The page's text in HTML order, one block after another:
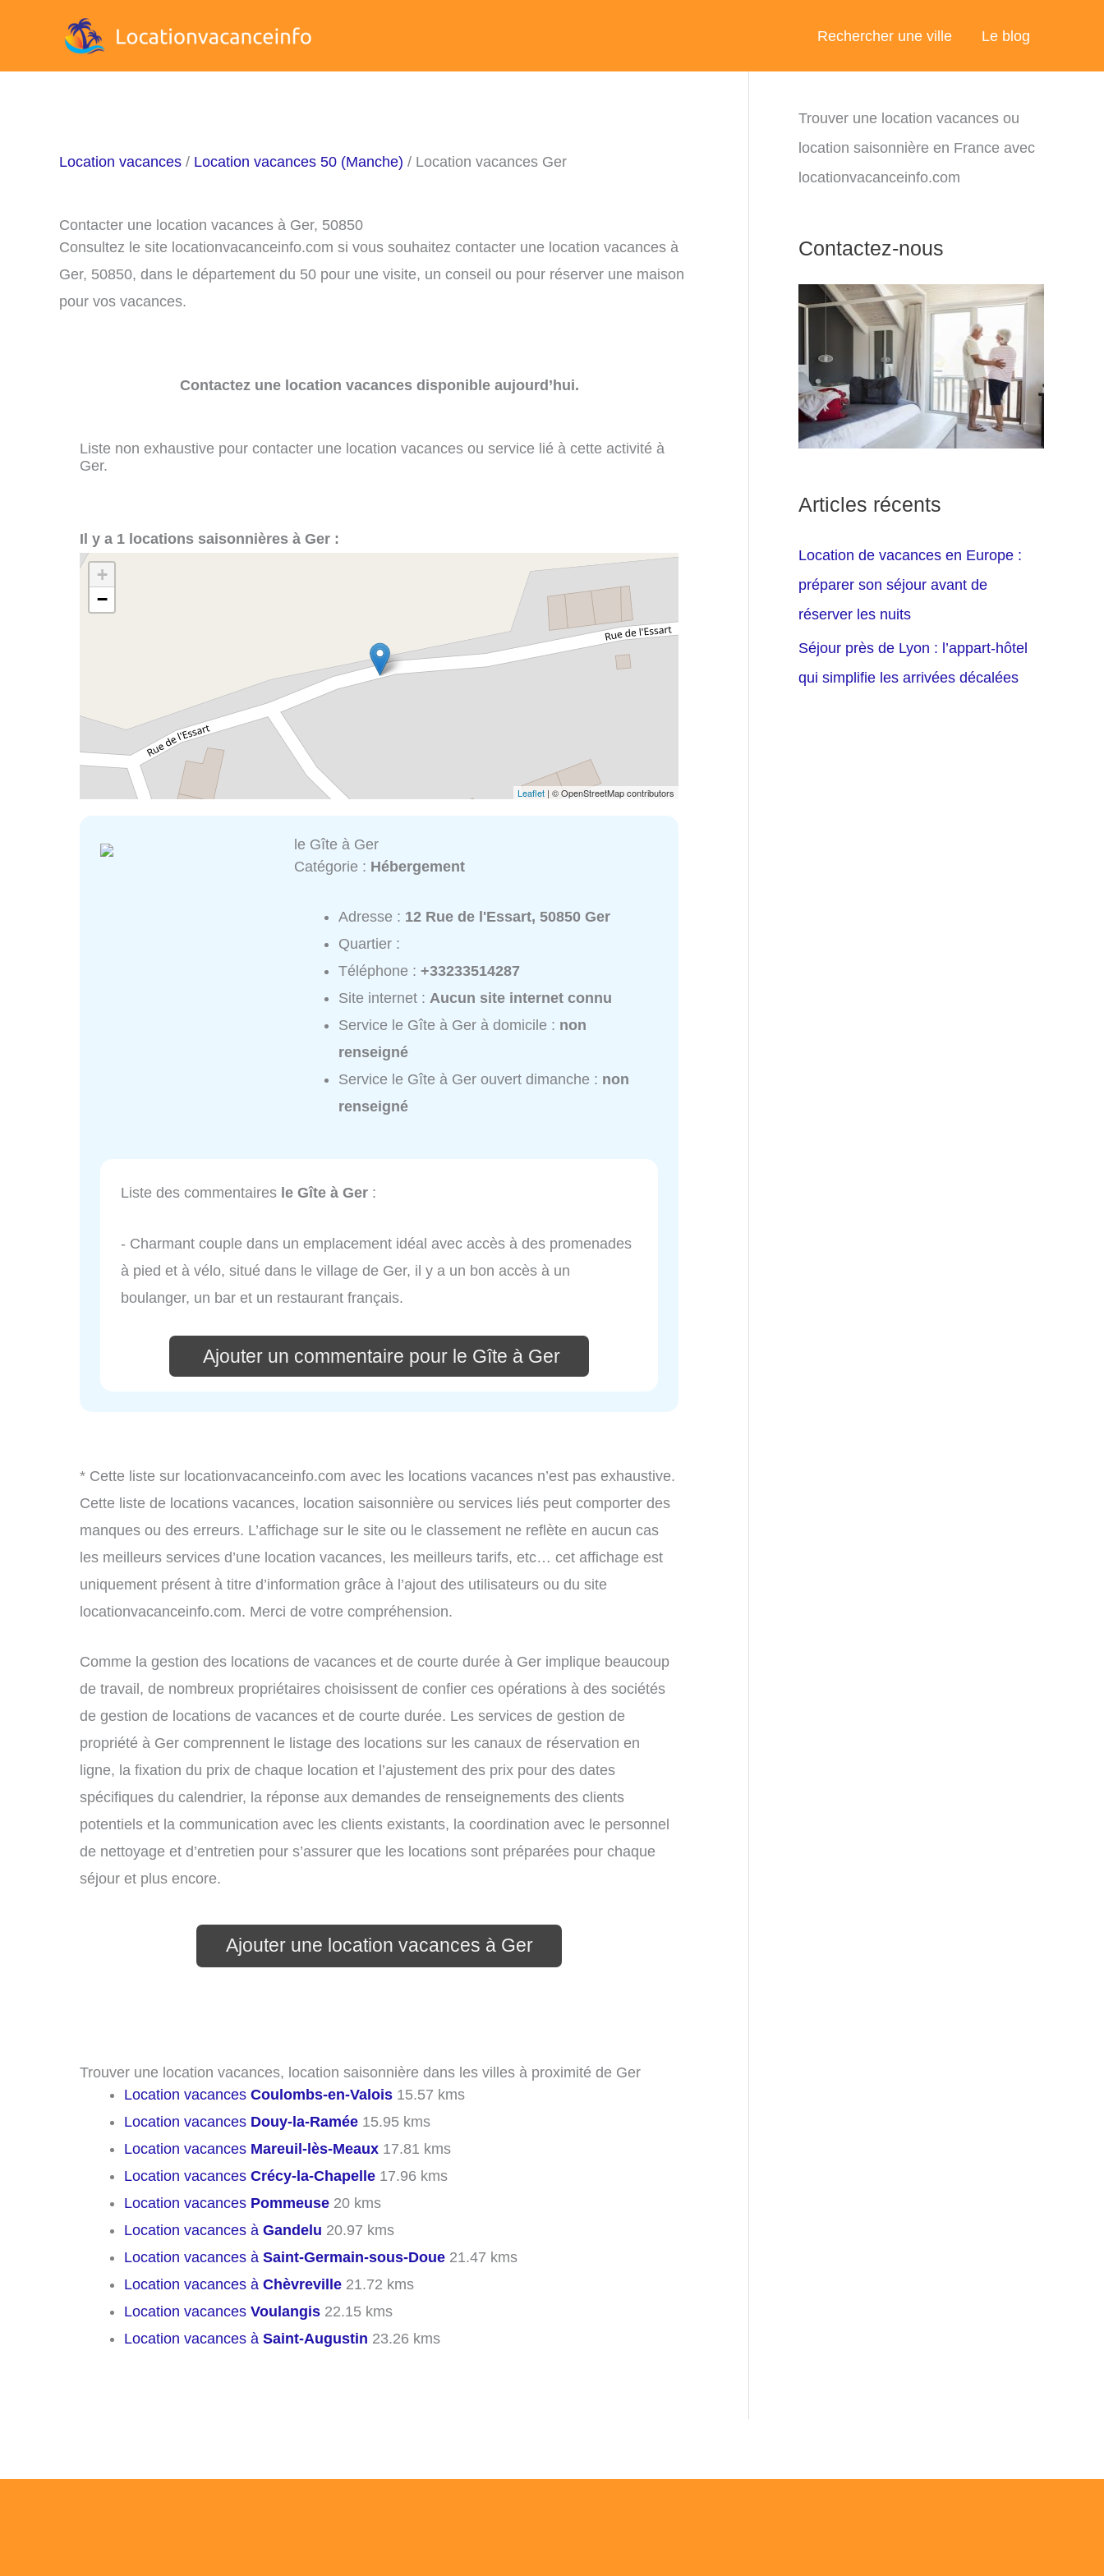
Rechercher une ville Le blog
Location vacances / Location vacances 50 (Manche) / Location vacances Ger
Contacter une location vacances à Ger, 50850
Consultez le site locationvacanceinfo.com si vous souhaitez contacter une location vacances à
Ger, 50850, dans le département du 50 pour une visite, un conseil ou pour réserver une maison
pour vos vacances.
Contactez une location vacances disponible aujourd’hui.
Liste non exhaustive pour contacter une location vacances ou service lié à cette activité à
Ger.
Il y a 1 locations saisonnières à Ger :
+
−
Leaflet | © OpenStreetMap contributors
le Gîte à Ger
Catégorie : Hébergement
Adresse : 12 Rue de l'Essart, 50850 Ger
Quartier :
Téléphone :+33233514287
Site internet :Aucun site internet connu
Service le Gîte à Ger à domicile : non
renseigné
Service le Gîte à Ger ouvert dimanche : non
renseigné
Liste des commentaires le Gîte à Ger :
- Charmant couple dans un emplacement idéal avec accès à des promenades
à pied et à vélo, situé dans le village de Ger, il y a un bon accès à un
boulanger, un bar et un restaurant français.
Ajouter un commentaire pour le Gîte à Ger
* Cette liste sur locationvacanceinfo.com avec les locations vacances n’est pas exhaustive.
Cette liste de locations vacances, location saisonnière ou services liés peut comporter des
manques ou des erreurs. L’affichage sur le site ou le classement ne reflète en aucun cas
les meilleurs services d’une location vacances, les meilleurs tarifs, etc… cet affichage est
uniquement présent à titre d’information grâce à l’ajout des utilisateurs ou du site
locationvacanceinfo.com. Merci de votre compréhension.
Comme la gestion des locations de vacances et de courte durée à Ger implique beaucoup
de travail, de nombreux propriétaires choisissent de confier ces opérations à des sociétés
de gestion de locations de vacances et de courte durée. Les services de gestion de
propriété à Ger comprennent le listage des locations sur les canaux de réservation en
ligne, la fixation du prix de chaque location et l’ajustement des prix pour des dates
spécifiques du calendrier, la réponse aux demandes de renseignements des clients
potentiels et la communication avec les clients existants, la coordination avec le personnel
de nettoyage et d’entretien pour s’assurer que les locations sont préparées pour chaque
séjour et plus encore.
Ajouter une location vacances à Ger
Trouver une location vacances, location saisonnière dans les villes à proximité de Ger
Location vacances Coulombs-en-Valois 15.57 kms
Location vacances Douy-la-Ramée 15.95 kms
Location vacances Mareuil-lès-Meaux 17.81 kms
Location vacances Crécy-la-Chapelle 17.96 kms
Location vacances Pommeuse 20 kms
Location vacances à Gandelu 20.97 kms
Location vacances à Saint-Germain-sous-Doue 21.47 kms
Location vacances à Chèvreville 21.72 kms
Location vacances Voulangis 22.15 kms
Location vacances à Saint-Augustin 23.26 kms
Trouver une location vacances ou
location saisonnière en France avec
locationvacanceinfo.com
Contactez-nous
Articles récents
Location de vacances en Europe :
préparer son séjour avant de
réserver les nuits
Séjour près de Lyon : l’appart-hôtel
qui simplifie les arrivées décalées